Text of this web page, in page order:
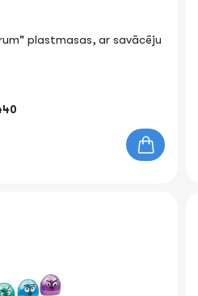
plastmasas, ar savācēju